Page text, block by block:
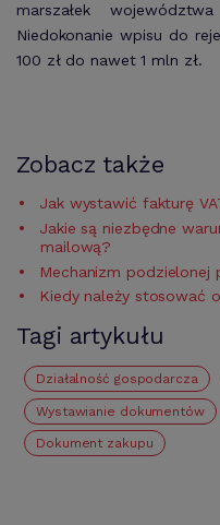
marszałek
Niedokonanie wpisu do
100 zł do nawet 1 mln zł.
Zobacz także
Jak wystawić fakturę
Jakie są niezbędne
mailową?
Mechanizm
Kiedy należy stosować
Tagi artykułu
działalność gospodarcza
Wystawianie dokumentów
Dokument zakupu